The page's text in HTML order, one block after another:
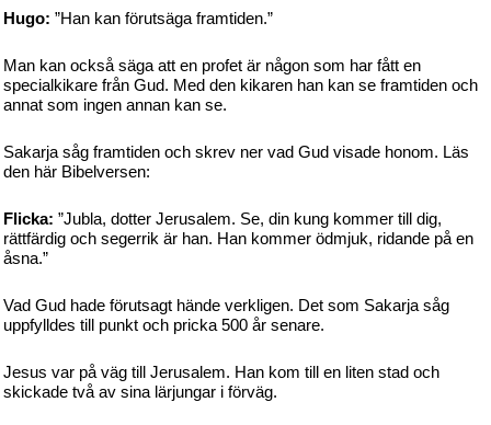
Hugo: ”Han kan förutsäga framtiden.”
Man kan också säga att en profet är någon som har fått en
specialkikare från Gud. Med den kikaren han kan se framtiden och
annat som ingen annan kan se.
Sakarja såg framtiden och skrev ner vad Gud visade honom. Läs
den här Bibelversen:
Flicka: ”Jubla, dotter Jerusalem. Se, din kung kommer till dig,
rättfärdig och segerrik är han. Han kommer ödmjuk, ridande på en
åsna.”
Vad Gud hade förutsagt hände verkligen. Det som Sakarja såg
uppfylldes till punkt och pricka 500 år senare.
Jesus var på väg till Jerusalem. Han kom till en liten stad och
skickade två av sina lärjungar i förväg.